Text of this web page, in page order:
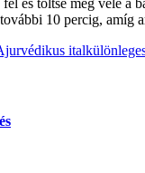
10 percig, amíg